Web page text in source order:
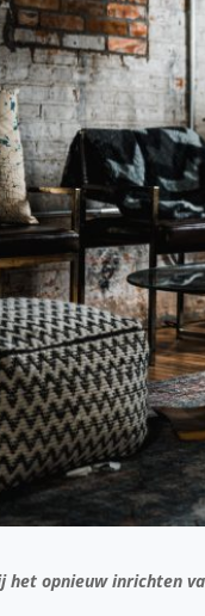
het opnieuw inrichten